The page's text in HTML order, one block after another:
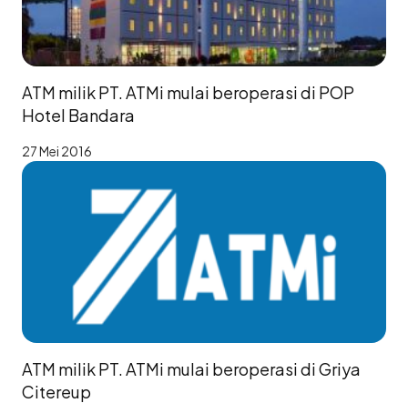
ATM milik PT. ATMi mulai beroperasi di POP
Hotel Bandara
27 Mei 2016
ATM milik PT. ATMi mulai beroperasi di Griya
Citereup